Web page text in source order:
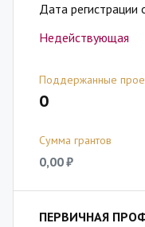
Дата регистрации
Недействующая
Поддержанные
0
Сумма грантов
0,00 ₽
ПЕРВИЧНАЯ